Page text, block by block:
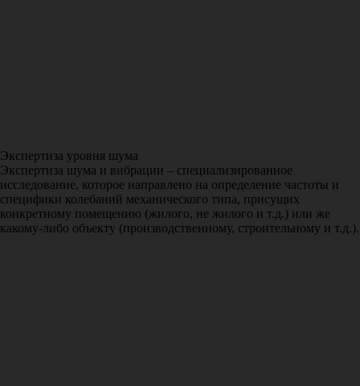
Экспертиза уровня шума
Экспертиза шума и вибрации – специализированное
исследование, которое направлено на определение частоты и
специфики колебаний механического типа, присущих
конкретному помещению (жилого, не жилого и т.д.) или же
какому-либо объекту (производственному, строительному и т.д.).